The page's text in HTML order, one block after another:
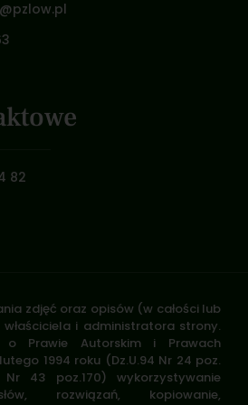
82
zdjęć oraz opisów (w całości lub
właściciela i administratora strony.
Prawie Autorskim i Prawach
1994 roku (Dz.U.94 Nr 24 poz.
Nr 43 poz.170) wykorzystywanie
rozwiązań, kopiowanie,